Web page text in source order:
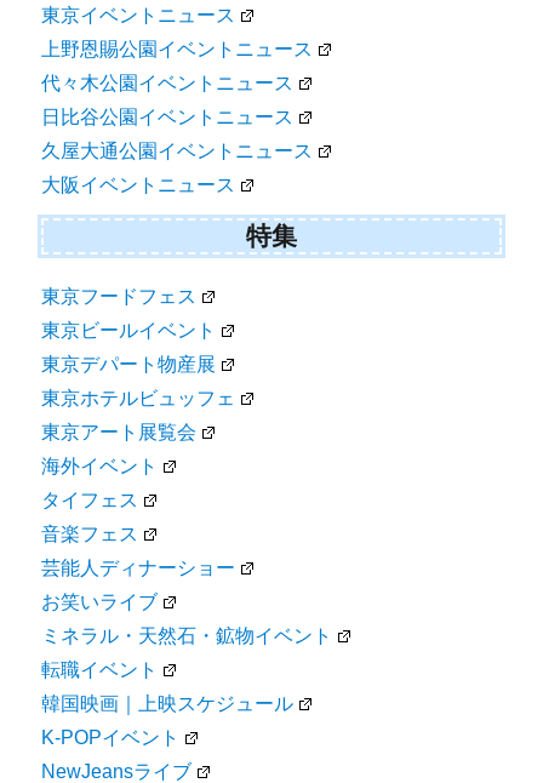
東京イベントニュース
上野恩賜公園イベントニュース
代々木公園イベントニュース
日比谷公園イベントニュース
久屋大通公園イベントニュース
大阪イベントニュース
特集
東京フードフェス
東京ビールイベント
東京デパート物産展
東京ホテルビュッフェ
東京アート展覧会
海外イベント
タイフェス
音楽フェス
芸能人ディナーショー
お笑いライブ
ミネラル・天然石・鉱物イベント
転職イベント
韓国映画｜上映スケジュール
K-POPイベント
NewJeansライブ